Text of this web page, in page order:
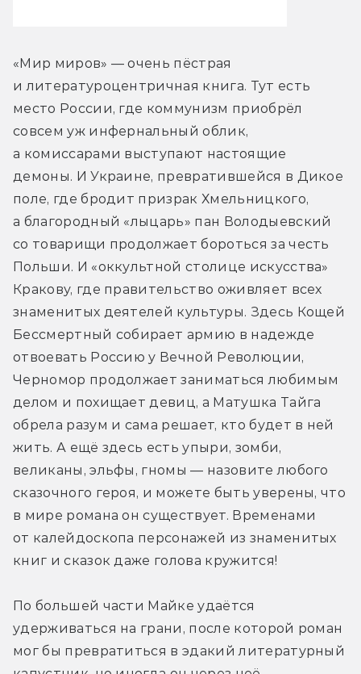
«Мир миров» — очень пёстрая
и литературоцентричная книга. Тут есть
место России, где коммунизм приобрёл
совсем уж инфернальный облик,
а комиссарами выступают настоящие
демоны. И Украине, превратившейся в Дикое
поле, где бродит призрак Хмельницкого,
а благородный «лыцарь» пан Володыевский
со товарищи продолжает бороться за честь
Польши. И «оккультной столице искусства»
Кракову, где правительство оживляет всех
знаменитых деятелей культуры. Здесь Кощей
Бессмертный собирает армию в надежде
отвоевать Россию у Вечной Революции,
Черномор продолжает заниматься любимым
делом и похищает девиц, а Матушка Тайга
обрела разум и сама решает, кто будет в ней
жить. А ещё здесь есть упыри, зомби,
великаны, эльфы, гномы — назовите любого
сказочного героя, и можете быть уверены, что
в мире романа он существует. Временами
от калейдоскопа персонажей из знаменитых
книг и сказок даже голова кружится!
По большей части Майке удаётся
удерживаться на грани, после которой роман
мог бы превратиться в эдакий литературный